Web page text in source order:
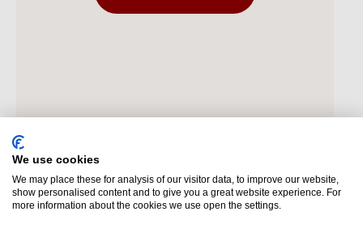
We use cookies
We may place these for analysis of our visitor data, to improve our website,
show personalised content and to give you a great website experience. For
more information about the cookies we use open the settings.